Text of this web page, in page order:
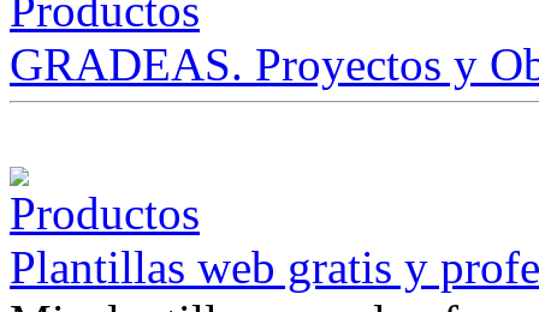
GRADEAS. Proyectos y
Plantillas web gratis y